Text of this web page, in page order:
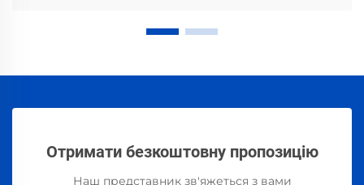
Отримати безкоштовну пропозицію
Наш представник зв'яжеться з вами